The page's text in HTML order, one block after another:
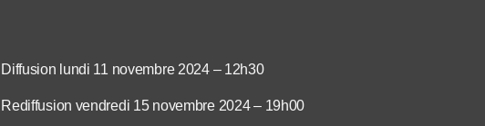
Diffusion lundi 11 novembre 2024 – 12h30
Rediffusion vendredi 15 novembre 2024 – 19h00